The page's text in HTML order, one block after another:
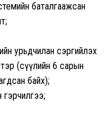
баталгаажсан
урьдчилан сэргийлэх
(сүүлийн 6 сарын
байх);
гэрчилгээ;